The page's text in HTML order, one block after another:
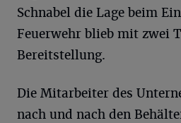
Schnabel die Lage beim
Feuerwehr blieb mit zwei
Bereitstellung.
Die Mitarbeiter des
nach und nach den